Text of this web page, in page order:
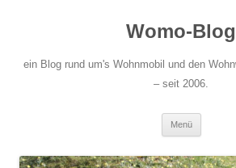
Womo-Blog
ein Blog rund um's Wohnmobil und den
– seit 2006.
Menü